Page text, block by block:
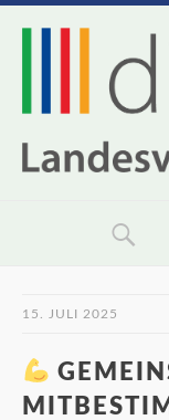
15. JULI 2025